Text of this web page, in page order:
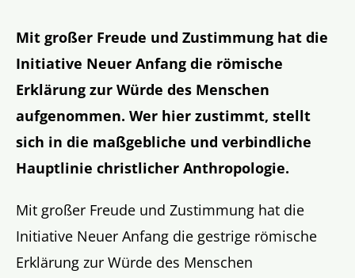
Mit großer Freude und Zustimmung hat die
Initiative Neuer Anfang die römische
Erklärung zur Würde des Menschen
aufgenommen. Wer hier zustimmt, stellt
sich in die maßgebliche und verbindliche
Hauptlinie christlicher Anthropologie.
Mit großer Freude und Zustimmung hat die
Initiative Neuer Anfang die gestrige römische
Erklärung zur Würde des Menschen